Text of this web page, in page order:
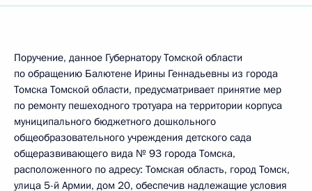
Поручение, данное Губернатору Томской области
по обращению Балютене Ирины Геннадьевны из города
Томска Томской области, предусматривает принятие мер
по ремонту пешеходного тротуара на территории корпуса
муниципального бюджетного дошкольного
общеобразовательного учреждения детского сада
общеразвивающего вида № 93 города Томска,
расположенного по адресу: Томская область, город Томск,
улица 5-й Армии, дом 20, обеспечив надлежащие условия